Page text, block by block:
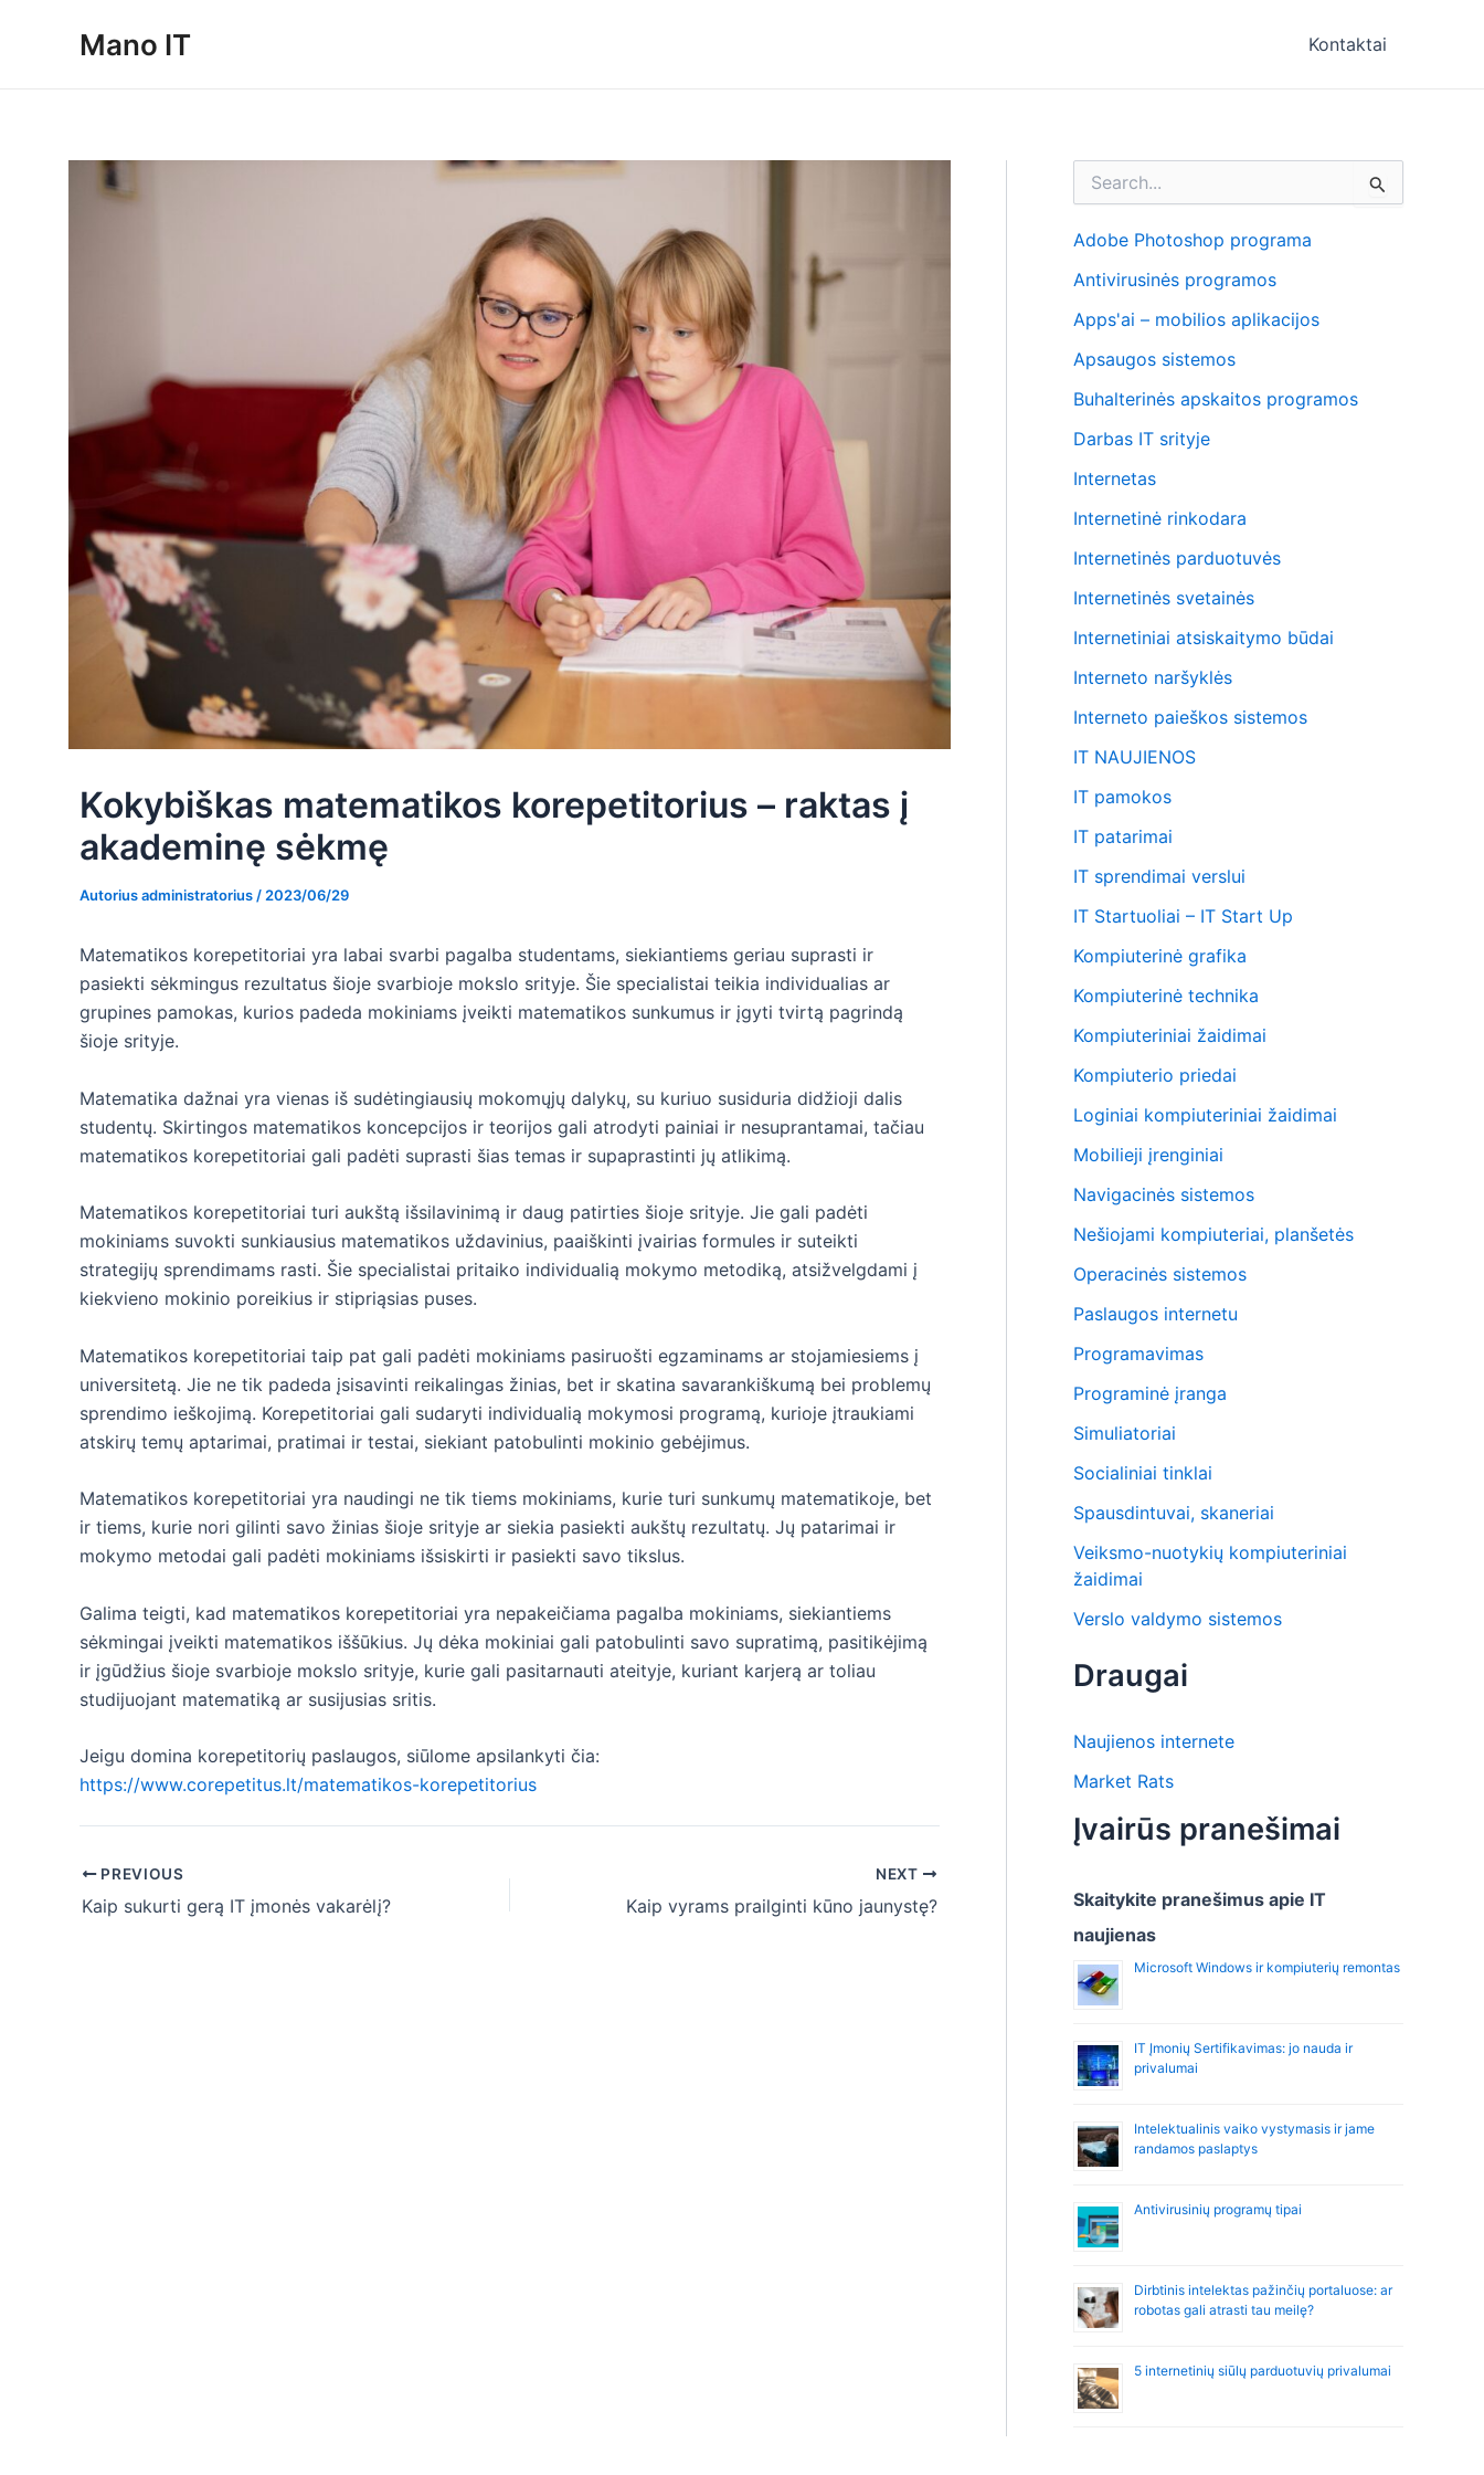
Mano IT Kontaktai
Kokybiškas matematikos korepetitorius – raktas į
akademinę sėkmę
Autoriusadministratorius / 2023/06/29
Matematikos korepetitoriai yra labai svarbi pagalba studentams, siekiantiems geriau suprasti ir
pasiekti sėkmingus rezultatus šioje svarbioje mokslo srityje. Šie specialistai teikia individualias ar
grupines pamokas, kurios padeda mokiniams įveikti matematikos sunkumus ir įgyti tvirtą pagrindą
šioje srityje.
Matematika dažnai yra vienas iš sudėtingiausių mokomųjų dalykų, su kuriuo susiduria didžioji dalis
studentų. Skirtingos matematikos koncepcijos ir teorijos gali atrodyti painiai ir nesuprantamai, tačiau
matematikos korepetitoriai gali padėti suprasti šias temas ir supaprastinti jų atlikimą.
Matematikos korepetitoriai turi aukštą išsilavinimą ir daug patirties šioje srityje. Jie gali padėti
mokiniams suvokti sunkiausius matematikos uždavinius, paaiškinti įvairias formules ir suteikti
strategijų sprendimams rasti. Šie specialistai pritaiko individualią mokymo metodiką, atsižvelgdami į
kiekvieno mokinio poreikius ir stipriąsias puses.
Matematikos korepetitoriai taip pat gali padėti mokiniams pasiruošti egzaminams ar stojamiesiems į
universitetą. Jie ne tik padeda įsisavinti reikalingas žinias, bet ir skatina savarankiškumą bei problemų
sprendimo ieškojimą. Korepetitoriai gali sudaryti individualią mokymosi programą, kurioje įtraukiami
atskirų temų aptarimai, pratimai ir testai, siekiant patobulinti mokinio gebėjimus.
Matematikos korepetitoriai yra naudingi ne tik tiems mokiniams, kurie turi sunkumų matematikoje, bet
ir tiems, kurie nori gilinti savo žinias šioje srityje ar siekia pasiekti aukštų rezultatų. Jų patarimai ir
mokymo metodai gali padėti mokiniams išsiskirti ir pasiekti savo tikslus.
Galima teigti, kad matematikos korepetitoriai yra nepakeičiama pagalba mokiniams, siekiantiems
sėkmingai įveikti matematikos iššūkius. Jų dėka mokiniai gali patobulinti savo supratimą, pasitikėjimą
ir įgūdžius šioje svarbioje mokslo srityje, kurie gali pasitarnauti ateityje, kuriant karjerą ar toliau
studijuojant matematiką ar susijusias sritis.
Jeigu domina korepetitorių paslaugos, siūlome apsilankyti čia:
https://www.corepetitus.lt/matematikos-korepetitorius
Post
navigation
PREVIOUS
Kaip sukurti gerą IT įmonės vakarėlį?
NEXT
Kaip vyrams prailginti kūno jaunystę?
k
t
:
Adobe Photoshop programa
Antivirusinės programos
Apps'ai – mobilios aplikacijos
Apsaugos sistemos
Buhalterinės apskaitos programos
Darbas IT srityje
Internetas
Internetinė rinkodara
Internetinės parduotuvės
Internetinės svetainės
Internetiniai atsiskaitymo būdai
Interneto naršyklės
Interneto paieškos sistemos
IT NAUJIENOS
IT pamokos
IT patarimai
IT sprendimai verslui
IT Startuoliai – IT Start Up
Kompiuterinė grafika
Kompiuterinė technika
Kompiuteriniai žaidimai
Kompiuterio priedai
Loginiai kompiuteriniai žaidimai
Mobilieji įrenginiai
Navigacinės sistemos
Nešiojami kompiuteriai, planšetės
Operacinės sistemos
Paslaugos internetu
Programavimas
Programinė įranga
Simuliatoriai
Socialiniai tinklai
Spausdintuvai, skaneriai
Veiksmo-nuotykių kompiuteriniai
žaidimai
Verslo valdymo sistemos
Draugai
Naujienos internete
Market Rats
Įvairūs pranešimai
Skaitykite pranešimus apie IT
naujienas
Microsoft Windows ir kompiuterių remontas
IT Įmonių Sertifikavimas: jo nauda ir
privalumai
Intelektualinis vaiko vystymasis ir jame
randamos paslaptys
Antivirusinių programų tipai
Dirbtinis intelektas pažinčių portaluose: ar
robotas gali atrasti tau meilę?
5 internetinių siūlų parduotuvių privalumai